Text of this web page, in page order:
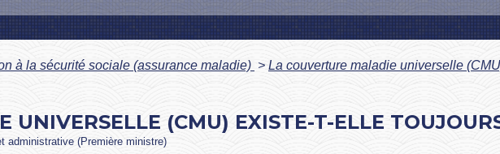
à la sécurité sociale (assurance maladie) > La couverture maladie universelle
UNIVERSELLE (CMU) EXISTE-T-ELLE
administrative (Première ministre)